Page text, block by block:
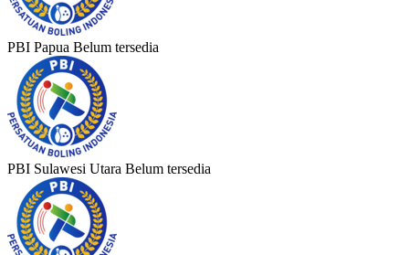
PBI Papua Belum tersedia
PBI Sulawesi Utara Belum tersedia